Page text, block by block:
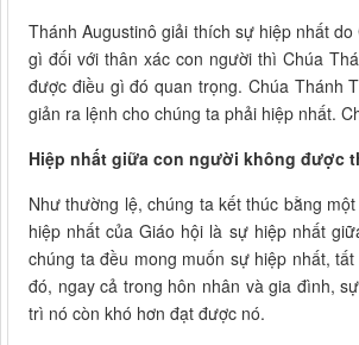
Thánh Augustinô giải thích sự hiệp nhất
gì đối với thân xác con người thì Chúa
được điều gì đó quan trọng. Chúa Thánh
giản ra lệnh cho chúng ta phải hiệp nhất.
Hiệp nhất giữa con người không được
Như thường lệ, chúng ta kết thúc bằng
hiệp nhất của Giáo hội là sự hiệp nhất
chúng ta đều mong muốn sự hiệp nhất,
đó, ngay cả trong hôn nhân và gia đình,
trì nó còn khó hơn đạt được nó.